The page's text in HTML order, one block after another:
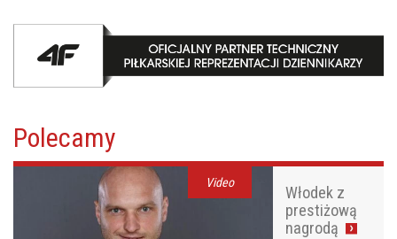
Polecamy
Video
Włodek z
prestiżową
nagrodą